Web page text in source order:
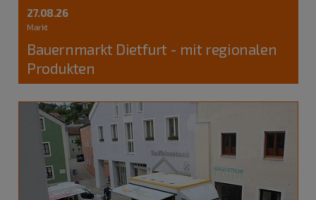
27.08.26
Markt
Bauernmarkt Dietfurt - mit regionalen
Produkten